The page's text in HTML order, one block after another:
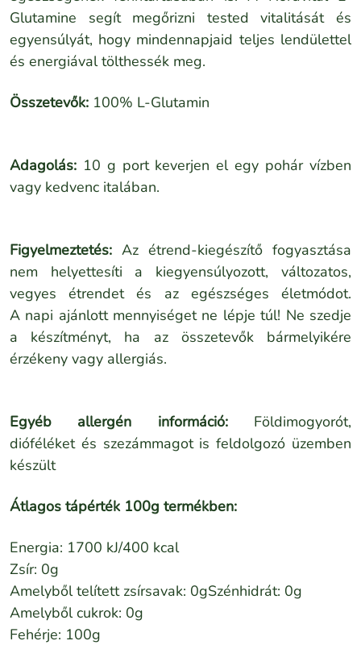
Glutamine segít megőrizni tested vitalitását és
egyensúlyát, hogy mindennapjaid teljes lendülettel
és energiával tölthessék meg.
Összetevők: 100% L-Glutamin
Adagolás: 10 g port keverjen el egy pohár vízben
vagy kedvenc italában.
Figyelmeztetés: Az étrend-kiegészítő fogyasztása
nem helyettesíti a kiegyensúlyozott, változatos,
vegyes étrendet és az egészséges életmódot.
A napi ajánlott mennyiséget ne lépje túl! Ne szedje
a készítményt, ha az összetevők bármelyikére
érzékeny vagy allergiás.
Egyéb allergén információ:Földimogyorót,
dióféléket és szezámmagot is feldolgozó üzemben
készült
Átlagos tápérték 100g termékben:
Energia: 1700 kJ/400 kcal
Zsír: 0g
Amelyből telített zsírsavak: 0gSzénhidrát: 0g
Amelyből cukrok: 0g
Fehérje: 100g